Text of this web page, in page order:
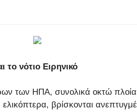
το νότιο Ειρηνικό
των ΗΠΑ, συνολικά οκτώ
βρίσκονται